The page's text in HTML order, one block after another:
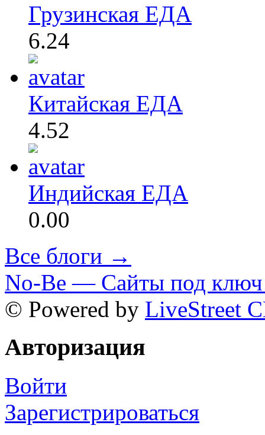
Грузинская ЕДА
6.24
Китайская ЕДА
4.52
Индийская ЕДА
0.00
Все блоги →
No-Be — Сайты под ключ
© Powered by LiveStreet
Авторизация
Войти
Зарегистрироваться